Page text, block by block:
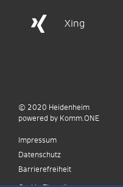
Xing
© 2020 Heidenheim
powered by Komm.ONE
Impressum
Datenschutz
Barrierefreiheit